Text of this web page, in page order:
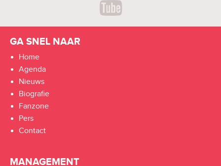
GA SNEL NAAR
Home
Agenda
Nieuws
Biografie
Fanzone
Pers
Contact
MANAGEMENT